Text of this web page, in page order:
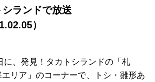
シランドで放送
）
に、発見！タカトシランドの「札
リア」のコーナーで、トシ・雛形あ